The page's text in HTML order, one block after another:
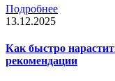
Подробнее
13.12.2025
Как быстро
рекомендации